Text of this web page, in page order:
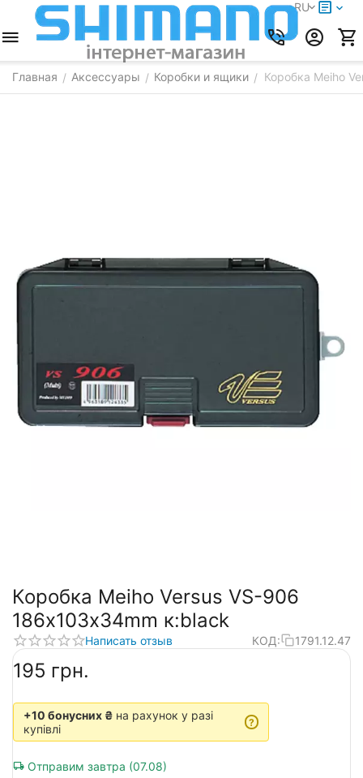
RU
Главная / Аксессуары / Коробки и ящики / Коробка Meiho
Коробка Meiho Versus VS-906
186х103х34mm к:black
Написать отзыв КОД: 1791.12.47
‍195‍ грн.
+10 бонусних ₴ на рахунок у разі
купівлі
?
Отправим завтра (07.08)